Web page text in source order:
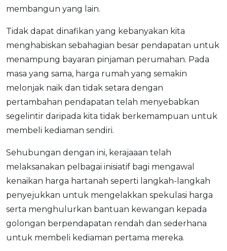
membangun yang lain.
Tidak dapat dinafikan yang kebanyakan kita
menghabiskan sebahagian besar pendapatan untuk
menampung bayaran pinjaman perumahan. Pada
masa yang sama, harga rumah yang semakin
melonjak naik dan tidak setara dengan
pertambahan pendapatan telah menyebabkan
segelintir daripada kita tidak berkemampuan untuk
membeli kediaman sendiri.
Sehubungan dengan ini, kerajaaan telah
melaksanakan pelbagai inisiatif bagi mengawal
kenaikan harga hartanah seperti langkah-langkah
penyejukkan untuk mengelakkan spekulasi harga
serta menghulurkan bantuan kewangan kepada
golongan berpendapatan rendah dan sederhana
untuk membeli kediaman pertama mereka.